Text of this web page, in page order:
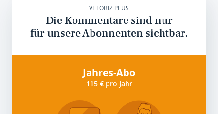
VELOBIZ PLUS
Die Kommentare sind nur
für unsere Abonnenten sichtbar.
Jahres-Abo
115 € pro Jahr